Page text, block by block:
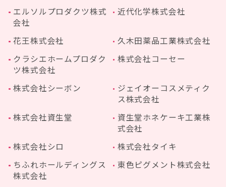
エルソルプロダクツ株式
会社
近代化学株式会社
花王株式会社
久木田薬品工業株式会社
クラシエホームプロダク
ツ株式会社
株式会社コーセー
株式会社シーボン
ジェイオーコスメティク
ス株式会社
株式会社資生堂
資生堂ホネケーキ工業株
式会社
株式会社シロ
株式会社タイキ
ちふれホールディングス
株式会社
東色ピグメント株式会社